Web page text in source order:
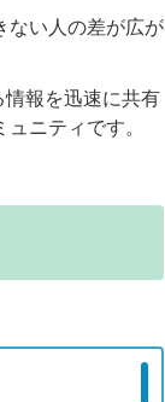
ない人の差が広が
報を迅速に共有
ニティです。